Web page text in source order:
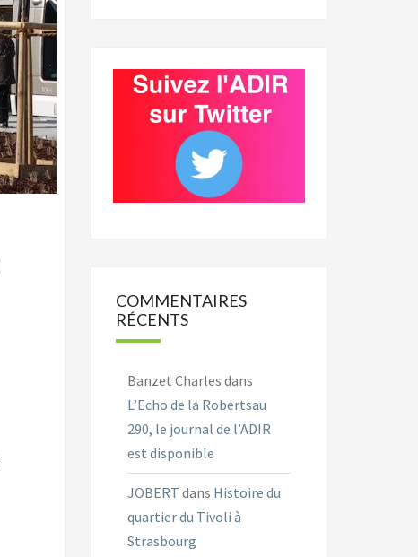
COMMENTAIRES
RÉCENTS
Banzet Charles dans
L’Echo de la Robertsau
290, le journal de l’ADIR
est disponible
JOBERT dans Histoire du
quartier du Tivoli à
Strasbourg